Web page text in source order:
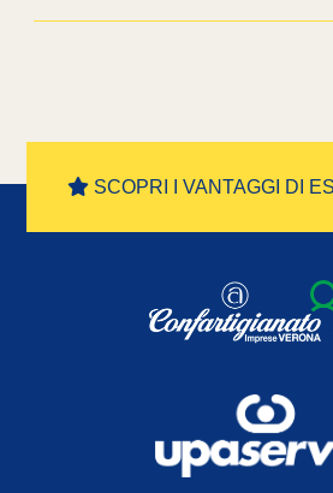
SCOPRI I VANTAGGI DI